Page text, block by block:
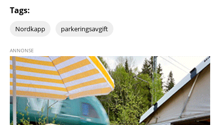
Tags:
Nordkapp parkeringsavgift